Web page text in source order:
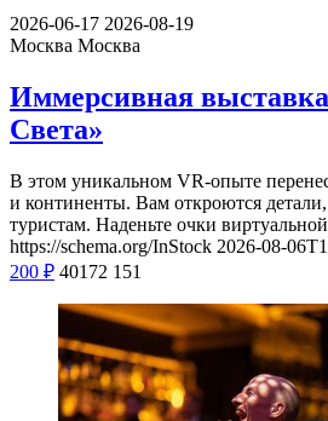
2026-06-17 2026-08-19
Москва Москва
Иммерсивная
Света»
В этом уникальном VR-опыте
и континенты. Вам откроются
туристам. Наденьте очки
https://schema.org/InStock 2026-08-
200 ₽ 40172 151